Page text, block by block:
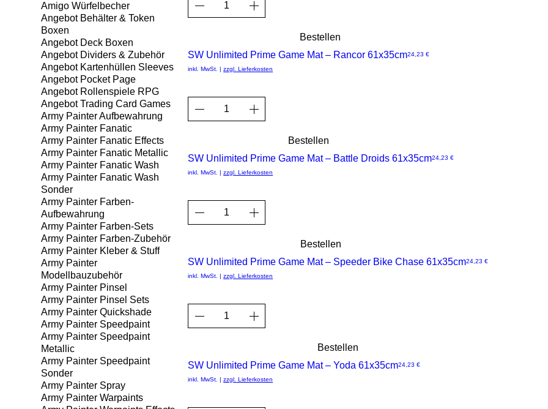
Amigo Würfelbecher
Angebot Behälter & Token
Boxen
Angebot Deck Boxen
Angebot Dividers & Zubehör
Angebot Kartenhüllen Sleeves
Angebot Pocket Page
Angebot Rollenspiele RPG
Angebot Trading Card Games
Army Painter Aufbewahrung
Army Painter Fanatic
Army Painter Fanatic Effects
Army Painter Fanatic Metallic
Army Painter Fanatic Wash
Army Painter Fanatic Wash
Sonder
Army Painter Farben-
Aufbewahrung
Army Painter Farben-Sets
Army Painter Farben-Zubehör
Army Painter Kleber & Stuff
Army Painter
Modellbauzubehör
Army Painter Pinsel
Army Painter Pinsel Sets
Army Painter Quickshade
Army Painter Speedpaint
Army Painter Speedpaint
Metallic
Army Painter Speedpaint
Sonder
Army Painter Spray
Army Painter Warpaints
Bestellen
SW Unlimited Prime Game Mat – Rancor 61x35cmPreis
24,23 €
inkl. MwSt. |zzgl. Lieferkosten
Bestellen
SW Unlimited Prime Game Mat – Battle Droids 61x35cmPreis
24,23 €
inkl. MwSt. |zzgl. Lieferkosten
Bestellen
SW Unlimited Prime Game Mat – Speeder Bike Chase 61x35cmPreis
24,23 €
inkl. MwSt. |zzgl. Lieferkosten
Bestellen
SW Unlimited Prime Game Mat – Yoda 61x35cmPreis
24,23 €
inkl. MwSt. |zzgl. Lieferkosten